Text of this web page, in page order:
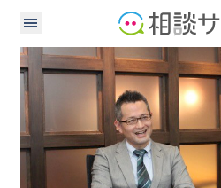
行政書士